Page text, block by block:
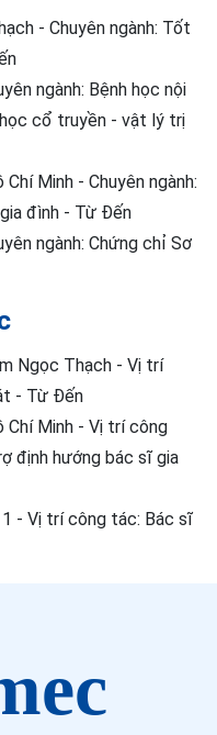
- Chuyên ngành: Tốt
ngành: Bệnh học nội
học cổ truyền - vật lý trị
Minh - Chuyên ngành:
đình - Từ Đến
ngành: Chứng chỉ Sơ
Ngọc Thạch - Vị trí
- Từ Đến
Chí Minh - Vị trí công
định hướng bác sĩ gia
1 - Vị trí công tác: Bác sĩ